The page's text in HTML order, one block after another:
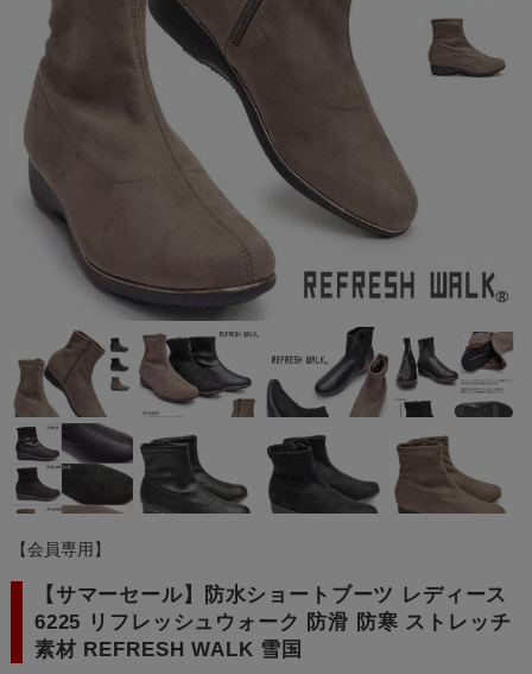
【会員専用】
【サマーセール】防水ショートブーツ レディース
6225 リフレッシュウォーク 防滑 防寒 ストレッチ
素材 REFRESH WALK 雪国